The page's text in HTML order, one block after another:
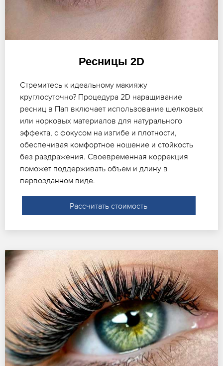
Ресницы 2D
Стремитесь к идеальному макияжу
круглосуточно? Процедура 2D наращивание
ресниц в Пап включает использование шелковых
или норковых материалов для натурального
эффекта, с фокусом на изгибе и плотности,
обеспечивая комфортное ношение и стойкость
без раздражения. Своевременная коррекция
поможет поддерживать объем и длину в
первозданном виде.
Рассчитать стоимость